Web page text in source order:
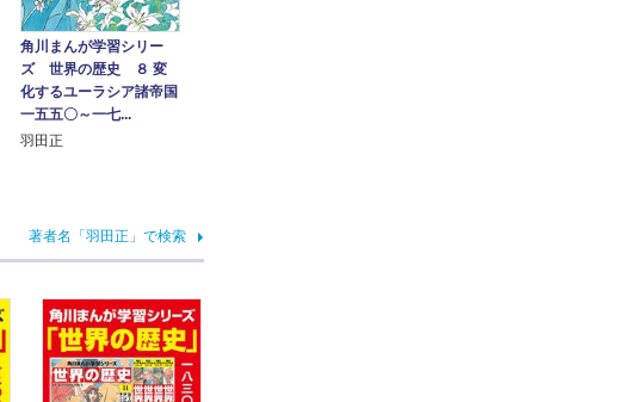
角川まんが学習シリー
ズ 世界の歴史 ８ 変
化するユーラシア諸帝国
一五五〇～一七...
羽田正
著者名「羽田正」で検索